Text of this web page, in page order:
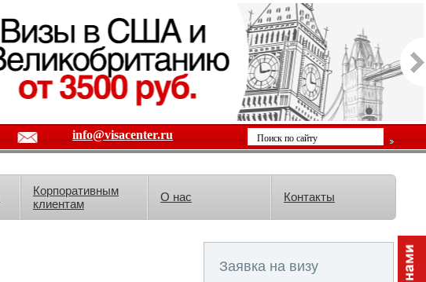
info@visacenter.ru
Корпоративным
клиентам
О нас Контакты
Заявка на визу